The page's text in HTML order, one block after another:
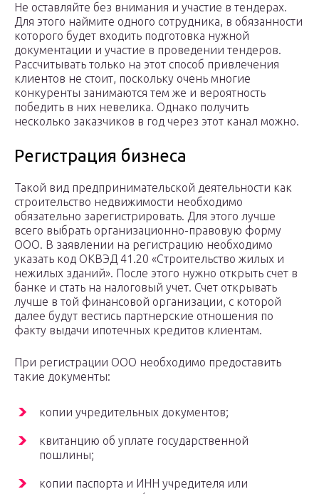
Не оставляйте без внимания и участие в тендерах.
Для этого наймите одного сотрудника, в обязанности
которого будет входить подготовка нужной
документации и участие в проведении тендеров.
Рассчитывать только на этот способ привлечения
клиентов не стоит, поскольку очень многие
конкуренты занимаются тем же и вероятность
победить в них невелика. Однако получить
несколько заказчиков в год через этот канал можно.
Регистрация бизнеса
Такой вид предпринимательской деятельности как
строительство недвижимости необходимо
обязательно зарегистрировать. Для этого лучше
всего выбрать организационно-правовую форму
ООО. В заявлении на регистрацию необходимо
указать код ОКВЭД 41.20 «Строительство жилых и
нежилых зданий». После этого нужно открыть счет в
банке и стать на налоговый учет. Счет открывать
лучше в той финансовой организации, с которой
далее будут вестись партнерские отношения по
факту выдачи ипотечных кредитов клиентам.
При регистрации ООО необходимо предоставить
такие документы:
копии учредительных документов;
квитанцию об уплате государственной
пошлины;
копии паспорта и ИНН учредителя или